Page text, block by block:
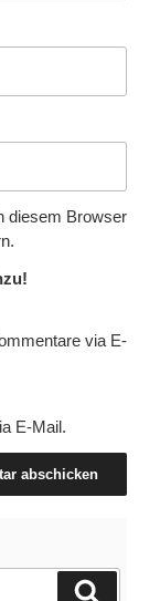
diesem Browser
via E-
E-Mail.